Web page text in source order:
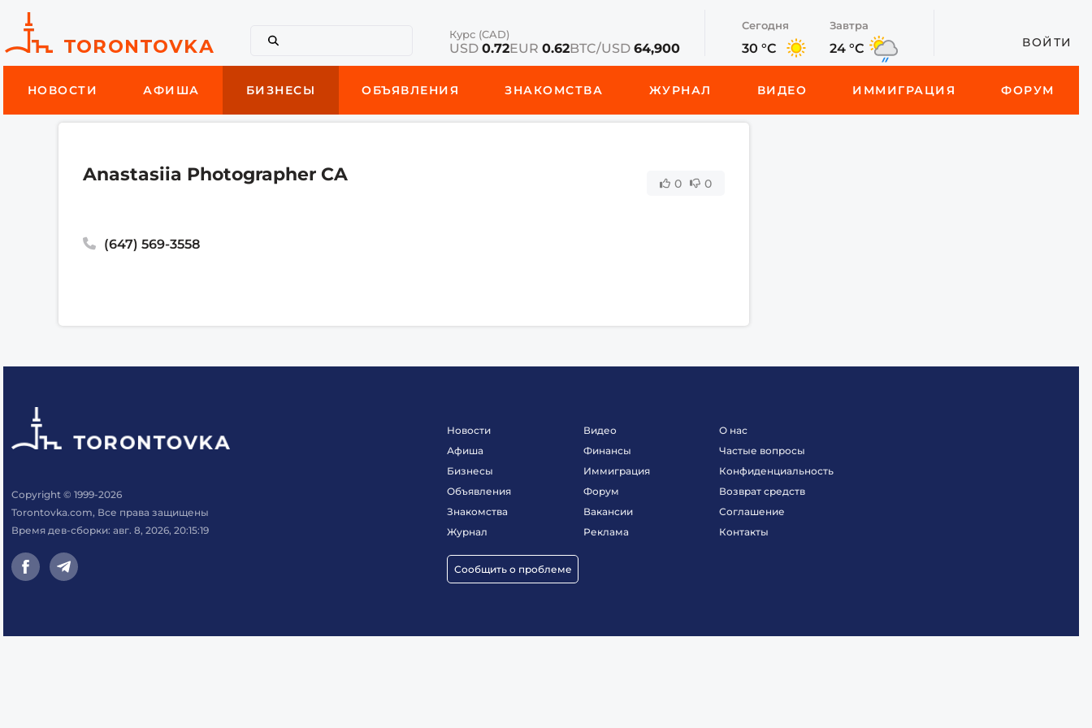
Курс (CAD)
USD 0.72EUR 0.62BTC/USD 64,900
Сегодня
30 °C
Завтра
24 °C ВОЙТИ
НОВОСТИ АФИША БИЗНЕСЫ ОБЪЯВЛЕНИЯ ЗНАКОМСТВА ЖУРНАЛ ВИДЕО ИММИГРАЦИЯ ФОРУМ
Anastasiia Photographer CA 0 0
(647) 569-3558
Copyright © 1999-2026
Torontovka.com, Все права защищены
Время дев-сборки: авг. 8, 2026, 20:15:19
Новости
Афиша
Бизнесы
Объявления
Знакомства
Журнал
Сообщить о проблеме
Видео
Финансы
Иммиграция
Форум
Вакансии
Реклама
О нас
Частые вопросы
Конфиденциальность
Возврат средств
Соглашение
Контакты